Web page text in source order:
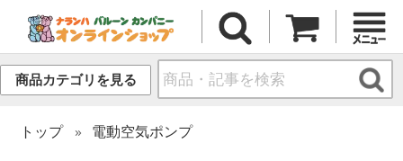
商品カテゴリを見る
トップ 電動空気ポンプ